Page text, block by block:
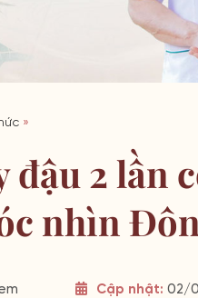
»
đậu 2 lần
nhìn
Cập nhật: 02/